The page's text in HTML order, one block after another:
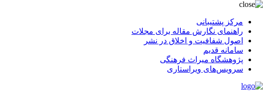
مرکز پشتیبانی
راهنمای نگارش مقاله برای مجلات
اصول شفافیت و اخلاق در نشر
سامانه قدیم
پژوهشگاه میراث فرهنگی
سرویس‌های ویراستاری